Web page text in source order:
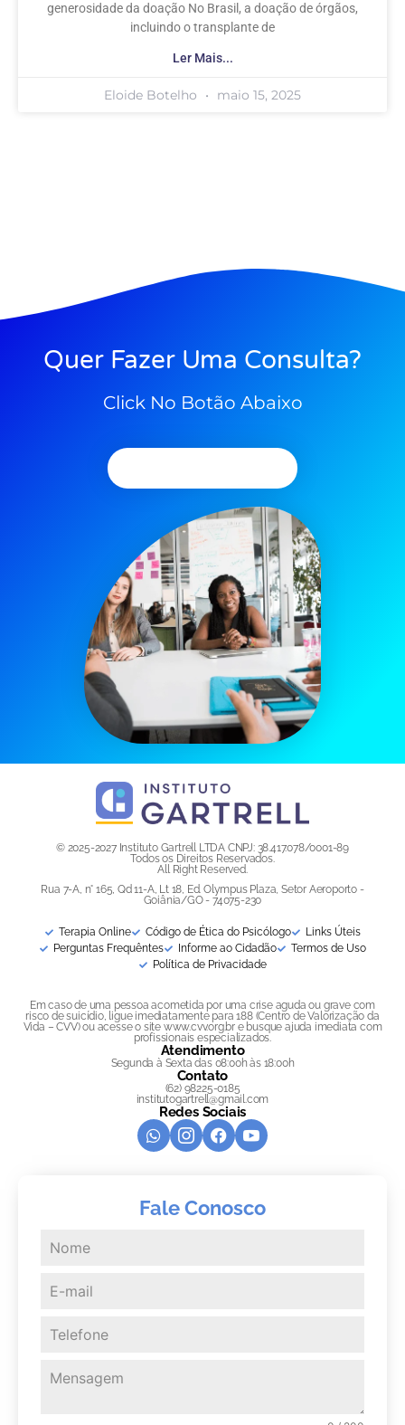
generosidade da doação No Brasil, a doação de órgãos,
incluindo o transplante de
Ler Mais...
Eloide Botelho maio 15, 2025
Quer Fazer Uma Consulta?
Click No Botão Abaixo
© 2025-2027 Instituto Gartrell LTDA CNPJ: 38.417.078/0001-89
Todos os Direitos Reservados.
All Right Reserved.
Rua 7-A, n° 165, Qd 11-A, Lt 18, Ed. Olympus Plaza, Setor Aeroporto -
Goiânia/GO - 74075-230
Terapia Online Código de Ética do Psicólogo
Links Úteis
Perguntas Frequêntes
Informe ao Cidadão
Termos de Uso
Política de Privacidade
Em caso de uma pessoa acometida por uma crise aguda ou grave com
risco de suicídio, ligue imediatamente para 188 (Centro de Valorização da
Vida – CVV) ou acesse o site www.cvv.org.br e busque ajuda imediata com
profissionais especializados.
Atendimento
Segunda à Sexta das 08:00h às 18:00h
Contato
(62) 98225-0185
institutogartrell@gmail.com
Redes Sociais
Fale Conosco